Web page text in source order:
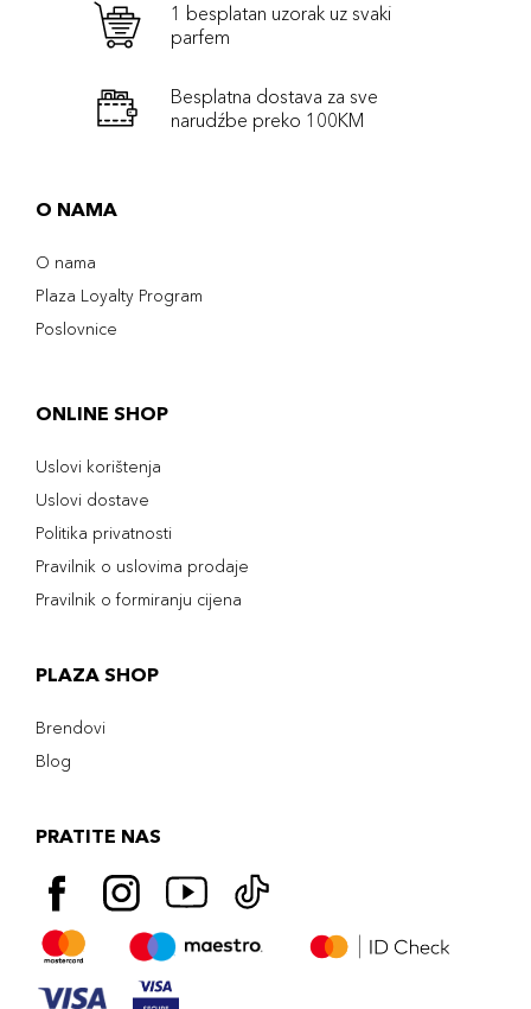
1 besplatan uzorak uz svaki
parfem
Besplatna dostava za sve
narudźbe preko 100KM
O NAMA
O nama
Plaza Loyalty Program
Poslovnice
ONLINE SHOP
Uslovi korištenja
Uslovi dostave
Politika privatnosti
Pravilnik o uslovima prodaje
Pravilnik o formiranju cijena
PLAZA SHOP
Brendovi
Blog
PRATITE NAS